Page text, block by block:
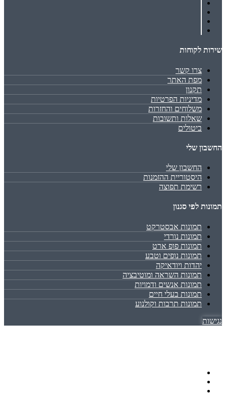
שירות לקוחות
צרו קשר
מפת האתר
תקנון
מדיניות הפרטיות
משלוחים והחזרות
שאלות ותשובות
ביטולים
החשבון שלי
החשבון שלי
היסטוריית ההזמנות
רשימת תפוצה
תמונות לפי סגנון
תמונות אבסטרקט
תמונות נורדי
תמונות פופ ארט
תמונות נופים וטבע
יהדות ויודאיקה
תמונות השראה ומוטיבציה
תמונות אנשים ודמויות
תמונות בעלי חיים
תמונות תרבות וקולנוע
נגישות